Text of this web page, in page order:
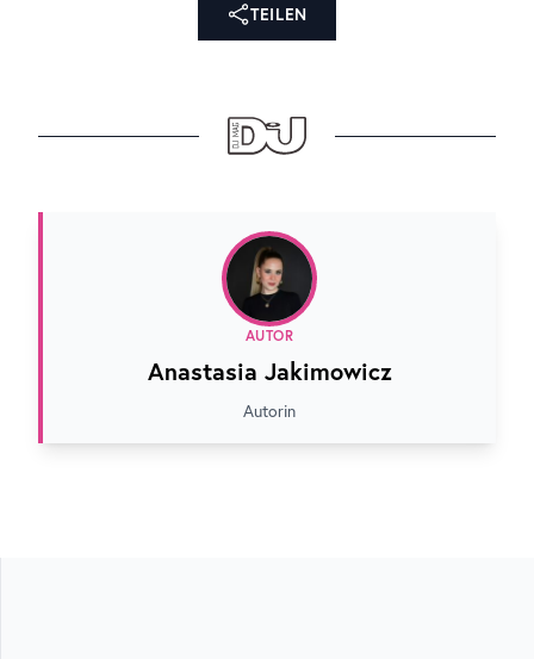
TEILEN
AUTOR
Anastasia Jakimowicz
Autorin